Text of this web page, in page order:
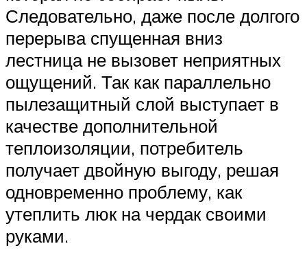
Следовательно, даже после долгого
перерыва спущенная вниз
лестница не вызовет неприятных
ощущений. Так как параллельно
пылезащитный слой выступает в
качестве дополнительной
теплоизоляции, потребитель
получает двойную выгоду, решая
одновременно проблему, как
утеплить люк на чердак своими
руками.